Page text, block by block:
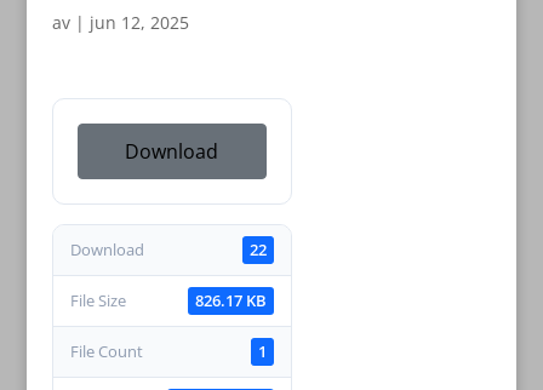
av | jun 12, 2025
Download
Download 22
File Size 826.17 KB
File Count 1